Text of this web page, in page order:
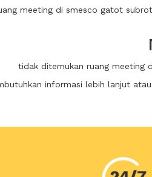
meeting di smesco gatot
tidak ditemukan ruang meeting
informasi lebih lanjut